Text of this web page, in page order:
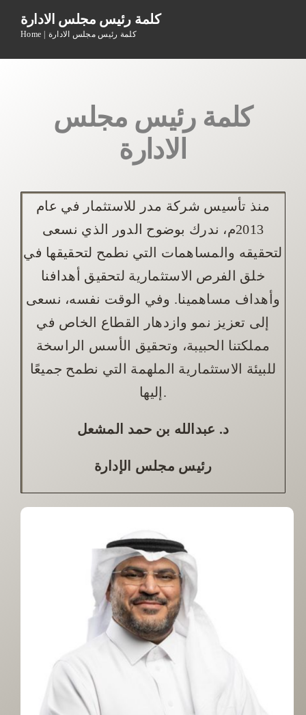
كلمة رئيس مجلس الادارة
Home كلمة رئيس مجلس الادارة
كلمة رئيس مجلس
الادارة
منذ تأسيس شركة مدر للاستثمار في عام
2013م، ندرك بوضوح الدور الذي نسعى
لتحقيقه والمساهمات التي نطمح لتحقيقها في
خلق الفرص الاستثمارية لتحقيق أهدافنا
وأهداف مساهمينا. وفي الوقت نفسه، نسعى
إلى تعزيز نمو وازدهار القطاع الخاص في
مملكتنا الحبيبة، وتحقيق الأسس الراسخة
للبيئة الاستثمارية الملهمة التي نطمح جميعًا
إليها.
د. عبدالله بن حمد المشعل
رئيس مجلس الإدارة